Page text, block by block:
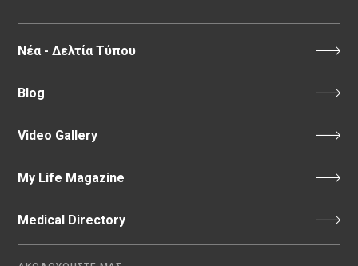
Νέα - Δελτία Τύπου
Blog
Video Gallery
My Life Magazine
Medical Directory